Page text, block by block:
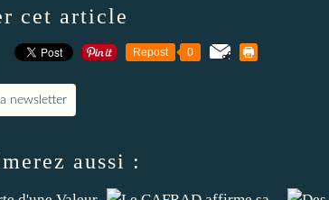
cet article
Repost 0
newsletter
aussi :